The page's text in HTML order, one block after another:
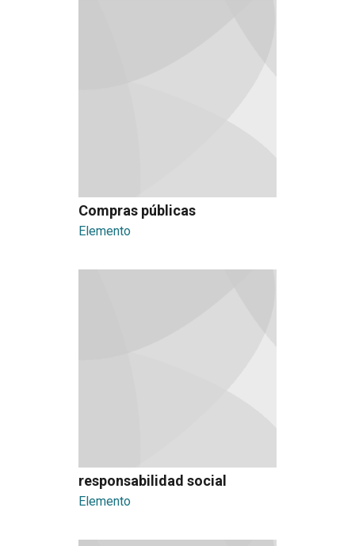
Compras públicas
Elemento
responsabilidad social
Elemento